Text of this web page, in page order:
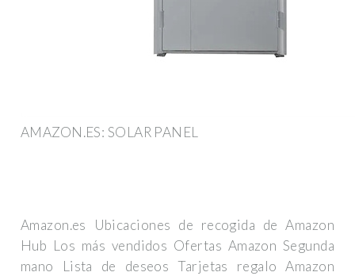
AMAZON.ES: SOLAR PANEL
Amazon.es Ubicaciones de recogida de Amazon
Hub Los más vendidos Ofertas Amazon Segunda
mano Lista de deseos Tarjetas regalo Amazon